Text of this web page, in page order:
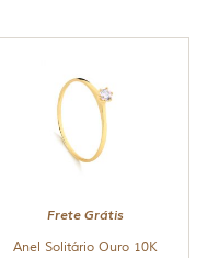
Frete Grátis
Anel Solitário Ouro 10K